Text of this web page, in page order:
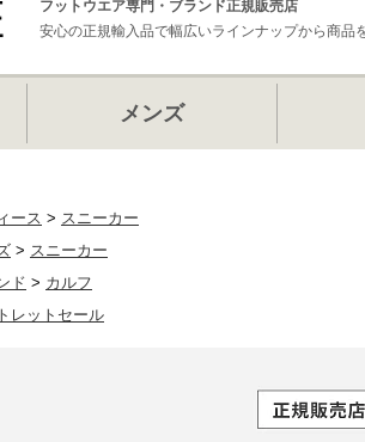
フットウエア専門・ブランド正規販売店
安心の正規輸入品で幅広いラインナップから商品
メンズ
ース > スニーカー
> スニーカー
ド > カルフ
レットセール